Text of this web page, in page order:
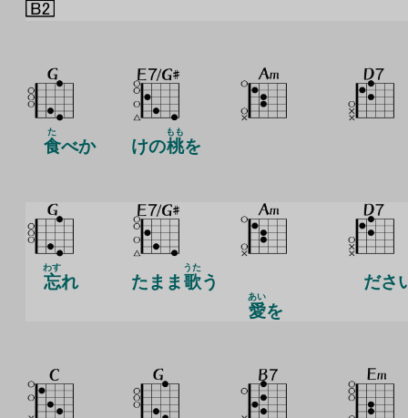
食
た
べか けの桃
もも
を
忘
わす
れ たまま 歌
うた
う
愛
あい
を
ださ